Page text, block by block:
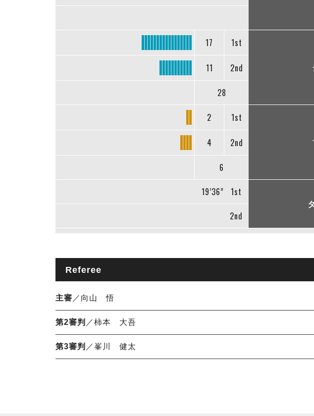
17 1st
11 2nd
28
2 1st
4 2nd
6
19’36”
1st
2nd
Referee
主審 ／向山 悟
第2審判 ／柿本 大吾
第3審判 ／峯川 健太